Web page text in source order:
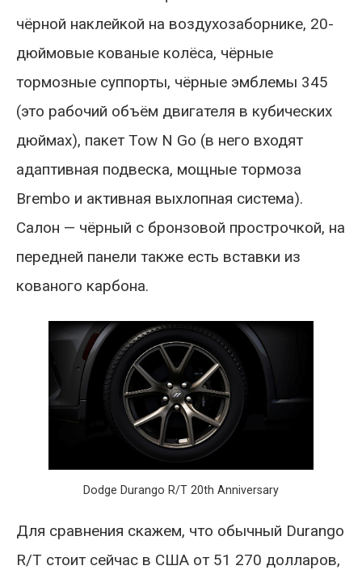
чёрной наклейкой на воздухозаборнике, 20-
дюймовые кованые колёса, чёрные
тормозные суппорты, чёрные эмблемы 345
(это рабочий объём двигателя в кубических
дюймах), пакет Tow N Go (в него входят
адаптивная подвеска, мощные тормоза
Brembo и активная выхлопная система).
Салон — чёрный с бронзовой прострочкой, на
передней панели также есть вставки из
кованого карбона.
Dodge Durango R/T 20th Anniversary
Для сравнения скажем, что обычный Durango
R/T стоит сейчас в США от 51 270 долларов,